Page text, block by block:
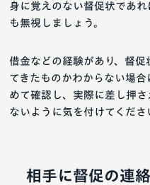
身に覚えのない督促状であ
も無視しましょう。
借金などの経験があり、督
てきたものかわからない場
めて確認し、実際に差し押
ないように気を付けてくださ
相手に督促の連